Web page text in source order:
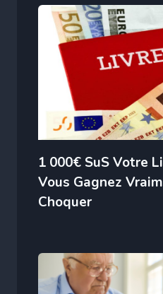
1 000€ SuS Votre
Vous Gagnez
Choquer